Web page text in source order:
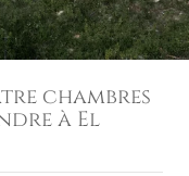
chambres
à El